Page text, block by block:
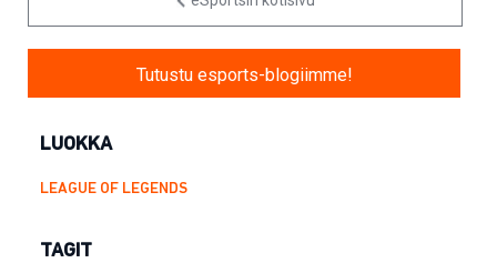
Tutustu esports-blogiimme!
LUOKKA
LEAGUE OF LEGENDS
TAGIT